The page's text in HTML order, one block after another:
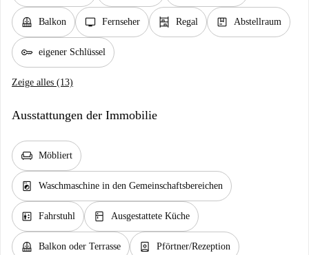
balcony Balkon tv Fernseher shelves Regal package Abstellraum
key eigener Schlüssel
Zeige alles (13)
Ausstattungen der Immobilie
chair Möbliert
local_laundry_service Waschmaschine in den Gemeinschaftsbereichen
elevator Fahrstuhl kitchen Ausgestattete Küche
balcony Balkon oder Terrasse person_book Pförtner/Rezeption